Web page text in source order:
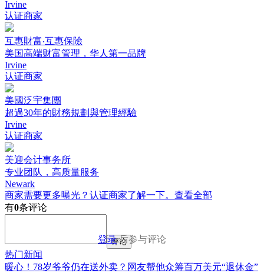
Irvine
认证商家
互惠財富‧互惠保險
美国高端财富管理，华人第一品牌
Irvine
认证商家
美國泛宇集團
超過30年的財務規劃與管理經驗
Irvine
认证商家
美迎会计事务所
专业团队，高质量服务
Newark
商家需要更多曝光？认证商家了解一下。 查看全部
有0条评论
登录后参与评论
评论
热门新闻
暖心！78岁爷爷仍在送外卖？网友帮他众筹百万美元“退休金”